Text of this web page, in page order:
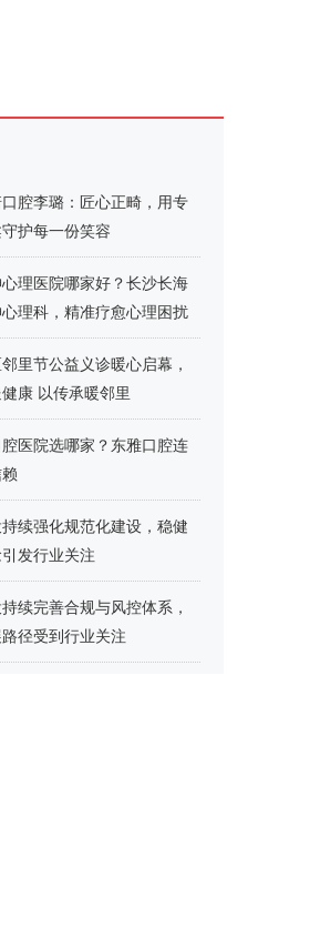
腔李璐：匠心正畸，用专
护每一份笑容
理医院哪家好？长沙长海
理科，精准疗愈心理困扰
里节公益义诊暖心启幕，
康 以传承暖邻里
医院选哪家？东雅口腔连
续强化规范化建设，稳健
发行业关注
续完善合规与风控体系，
径受到行业关注